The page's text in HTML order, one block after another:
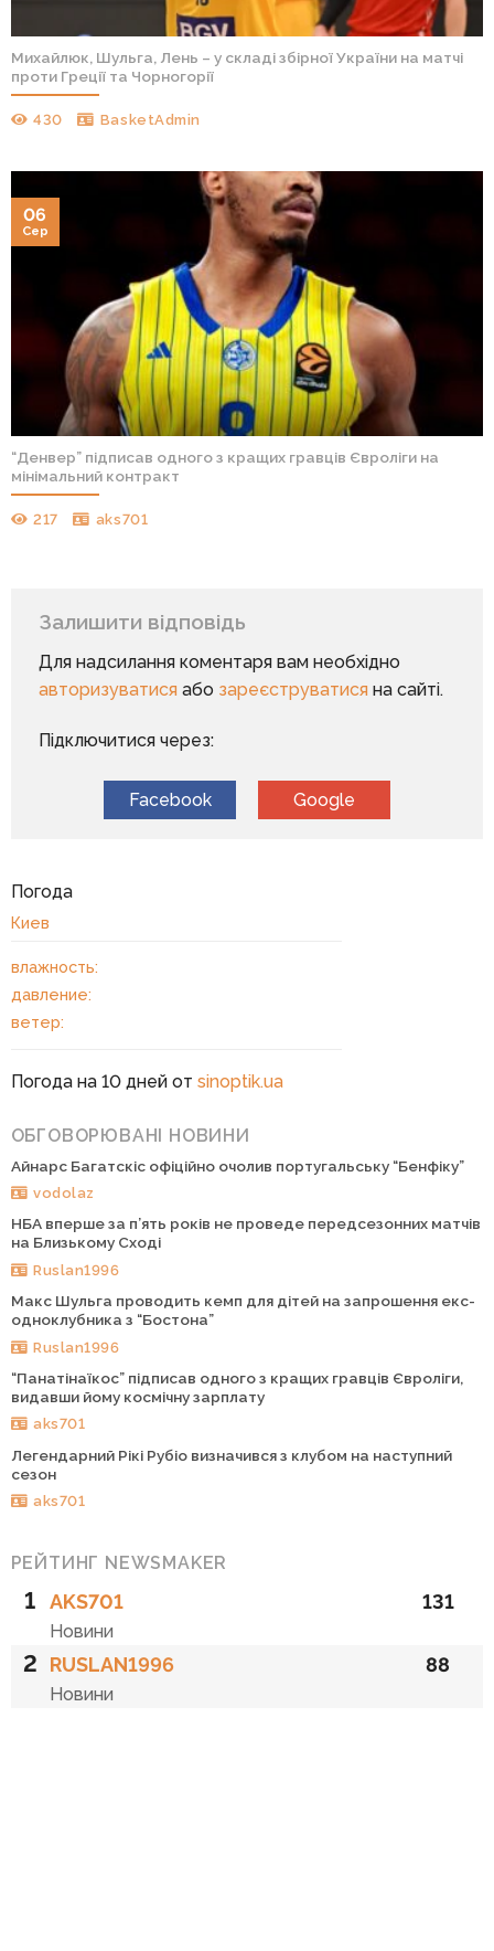
Михайлюк, Шульга, Лень – у складі збірної України на матчі
проти Греції та Чорногорії
430 BasketAdmin
“Денвер” підписав одного з кращих гравців Євроліги на
мінімальний контракт
217 aks701
06
Сер
Залишити відповідь
Для надсилання коментаря вам необхідно
авторизуватисяабо зареєструватисяна сайті.
Підключитися через:
Facebook Google
Погода
Киев
влажность:
давление:
ветер:
Погода на 10 дней от sinoptik.ua
ОБГОВОРЮВАНІ НОВИНИ
Айнарс Багатскіс офіційно очолив португальську “Бенфіку”
vodolaz
НБА вперше за п’ять років не проведе передсезонних матчів
на Близькому Сході
Ruslan1996
Макс Шульга проводить кемп для дітей на запрошення екс-
одноклубника з “Бостона”
Ruslan1996
“Панатінаїкос” підписав одного з кращих гравців Євроліги,
видавши йому космічну зарплату
aks701
Легендарний Рікі Рубіо визначився з клубом на наступний
сезон
aks701
РЕЙТИНГ NEWSMAKER
1 AKS701
Новини
131
2 RUSLAN1996
Новини
88